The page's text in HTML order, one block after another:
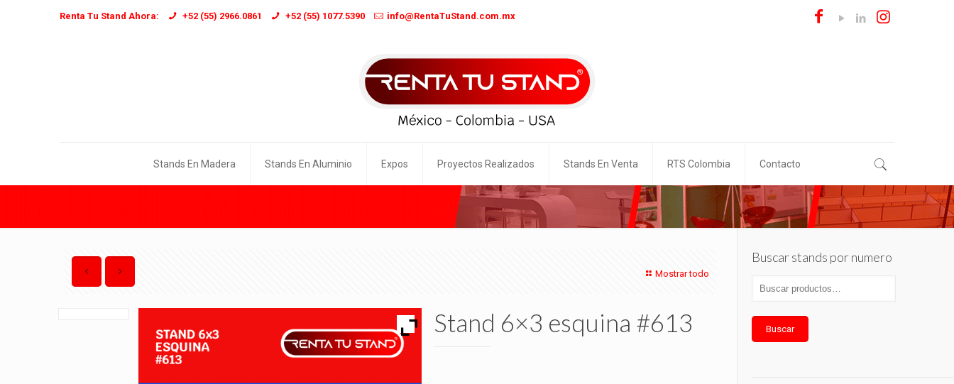
Renta Tu Stand Ahora: +52 (55) 2966.0861 +52 (55) 1077.5390 info@RentaTuStand.com.mx
Stands En Madera Stands En Aluminio Expos Proyectos Realizados Stands En Venta RTS Colombia Contacto
Mostrar todo
Stand 6×3 esquina #613
Buscar stands por numero
Buscar